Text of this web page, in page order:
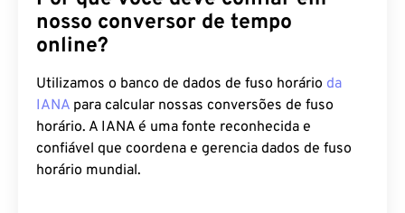
nosso conversor de tempo
online?
Utilizamos o banco de dados de fuso horário da
IANA para calcular nossas conversões de fuso
horário. A IANA é uma fonte reconhecida e
confiável que coordena e gerencia dados de fuso
horário mundial.